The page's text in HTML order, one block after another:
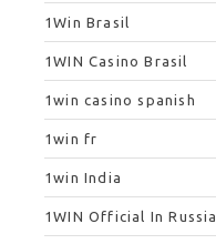
1Win Brasil
1WIN Casino Brasil
1win casino spanish
1win fr
1win India
1WIN Official In Russia